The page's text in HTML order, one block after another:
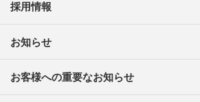
採用情報
お知らせ
お客様への重要なお知らせ